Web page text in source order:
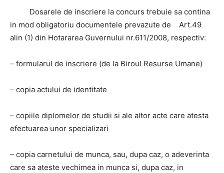
Dosarele de inscriere la concurs trebuie sa contina
in mod obligatoriu documentele prevazute de Art.49
alin (1) din Hotararea Guvernului nr.611/2008, respectiv:
– formularul de inscriere (de la Biroul Resurse Umane)
– copia actului de identitate
– copiile diplomelor de studii si ale altor acte care atesta
efectuarea unor specializari
– copia carnetului de munca, sau, dupa caz, o adeverinta
care sa ateste vechimea in munca si, dupa caz, in